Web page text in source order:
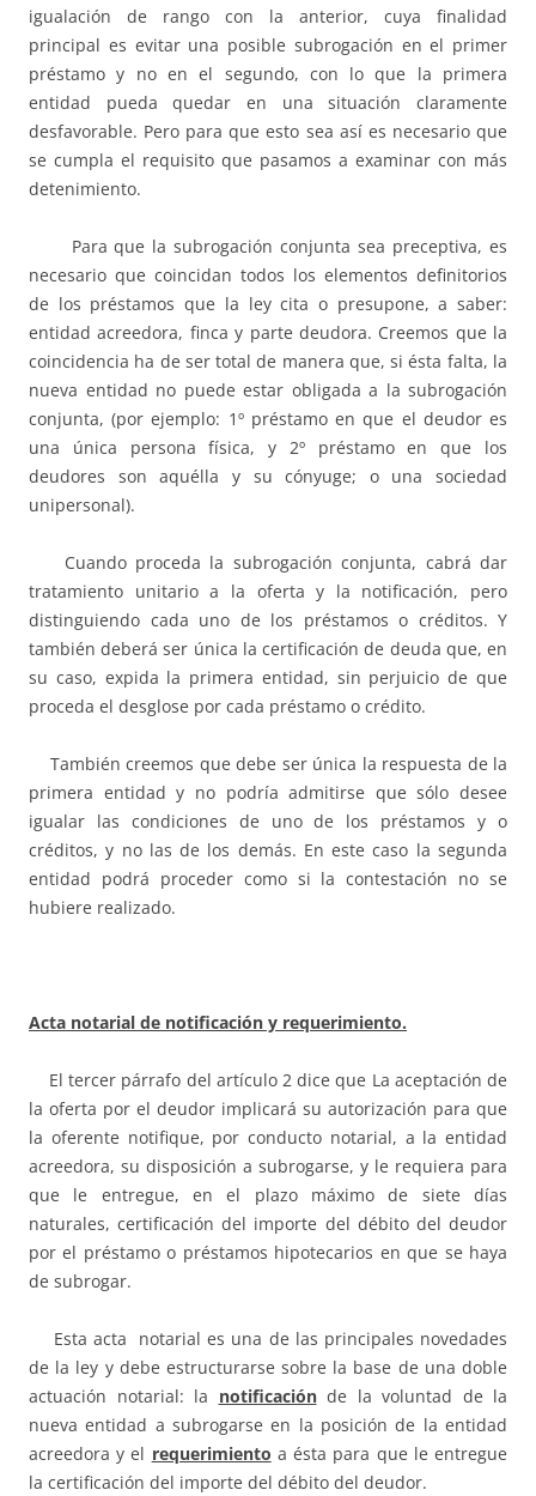
igualación de rango con la anterior, cuya finalidad
principal es evitar una posible subrogación en el primer
préstamo y no en el segundo, con lo que la primera
entidad pueda quedar en una situación claramente
desfavorable. Pero para que esto sea así es necesario que
se cumpla el requisito que pasamos a examinar con más
detenimiento.
Para que la subrogación conjunta sea preceptiva, es
necesario que coincidan todos los elementos definitorios
de los préstamos que la ley cita o presupone, a saber:
entidad acreedora, finca y parte deudora. Creemos que la
coincidencia ha de ser total de manera que, si ésta falta, la
nueva entidad no puede estar obligada a la subrogación
conjunta, (por ejemplo: 1º préstamo en que el deudor es
una única persona física, y 2º préstamo en que los
deudores son aquélla y su cónyuge; o una sociedad
unipersonal).
Cuando proceda la subrogación conjunta, cabrá dar
tratamiento unitario a la oferta y la notificación, pero
distinguiendo cada uno de los préstamos o créditos. Y
también deberá ser única la certificación de deuda que, en
su caso, expida la primera entidad, sin perjuicio de que
proceda el desglose por cada préstamo o crédito.
También creemos que debe ser única la respuesta de la
primera entidad y no podría admitirse que sólo desee
igualar las condiciones de uno de los préstamos y o
créditos, y no las de los demás. En este caso la segunda
entidad podrá proceder como si la contestación no se
hubiere realizado.
Acta notarial de notificación y requerimiento.
El tercer párrafo del artículo 2 dice que La aceptación de
la oferta por el deudor implicará su autorización para que
la oferente notifique, por conducto notarial, a la entidad
acreedora, su disposición a subrogarse, y le requiera para
que le entregue, en el plazo máximo de siete días
naturales, certificación del importe del débito del deudor
por el préstamo o préstamos hipotecarios en que se haya
de subrogar.
Esta acta notarial es una de las principales novedades
de la ley y debe estructurarse sobre la base de una doble
actuación notarial: la notificaciónde la voluntad de la
nueva entidad a subrogarse en la posición de la entidad
acreedora y el requerimiento a ésta para que le entregue
la certificación del importe del débito del deudor.